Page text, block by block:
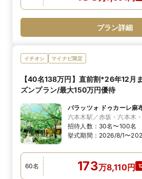
プラン詳細
イチオシ マイナビ限定
【40名138万円】直前割*26年12月
ズンプラン/最大150万円優待
パラッツォ ドゥカーレ麻
六本木駅／赤坂・六本木
招待人数： 30名〜100名
挙式期間： 2026/8/1〜
60名 173万8,110円